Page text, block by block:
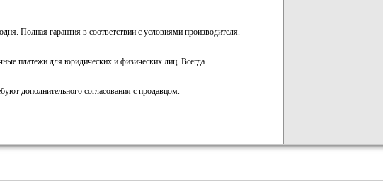
Полная гарантия в соответствии с условиями производителя.
платежи для юридических и физических лиц. Всегда
дополнительного согласования с продавцом.